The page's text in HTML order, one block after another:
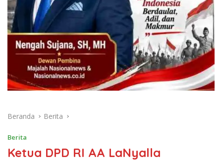
Beranda Berita
Berita
Ketua DPD RI AA LaNyalla